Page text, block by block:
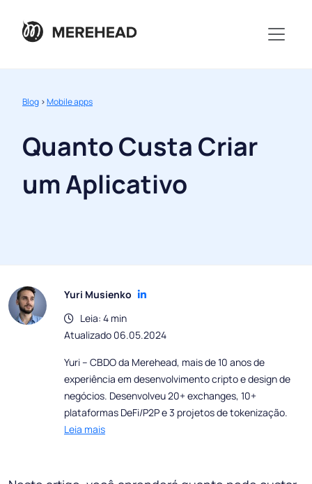
Blog >Mobile apps
Quanto Custa Criar
um Aplicativo
Yuri Musienko
Leia: 4 min
Atualizado 06.05.2024
Yuri – CBDO da Merehead, mais de 10 anos de
experiência em desenvolvimento cripto e design de
negócios. Desenvolveu 20+ exchanges, 10+
plataformas DeFi/P2P e 3 projetos de tokenização.
Leia mais